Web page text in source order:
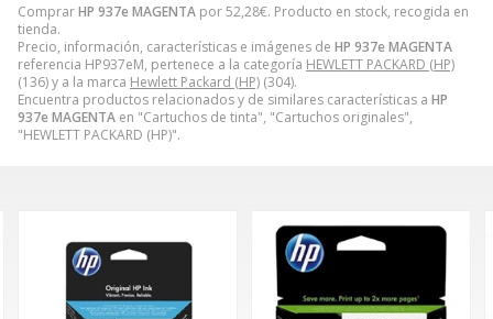
ComprarHP 937e MAGENTA por52,28€. Producto en stock, recogida en
tienda.
Precio, información, características e imágenes de HP 937e MAGENTA
referencia HP937eM, pertenece a la categoría HEWLETT PACKARD (HP)
(136) y a la marca Hewlett Packard (HP) (304).
Encuentra productos relacionados y de similares características a HP
937e MAGENTA en "Cartuchos de tinta", "Cartuchos originales",
"HEWLETT PACKARD (HP)".